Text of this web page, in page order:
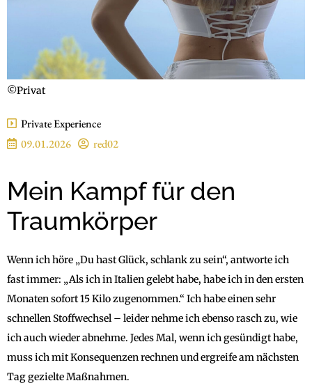
©Privat
Private Experience
09.01.2026
red02
Mein Kampf für den
Traumkörper
Wenn ich höre „Du hast Glück, schlank zu sein“, antworte ich
fast immer: „Als ich in Italien gelebt habe, habe ich in den ersten
Monaten sofort 15 Kilo zugenommen.“ Ich habe einen sehr
schnellen Stoffwechsel – leider nehme ich ebenso rasch zu, wie
ich auch wieder abnehme. Jedes Mal, wenn ich gesündigt habe,
muss ich mit Konsequenzen rechnen und ergreife am nächsten
Tag gezielte Maßnahmen.